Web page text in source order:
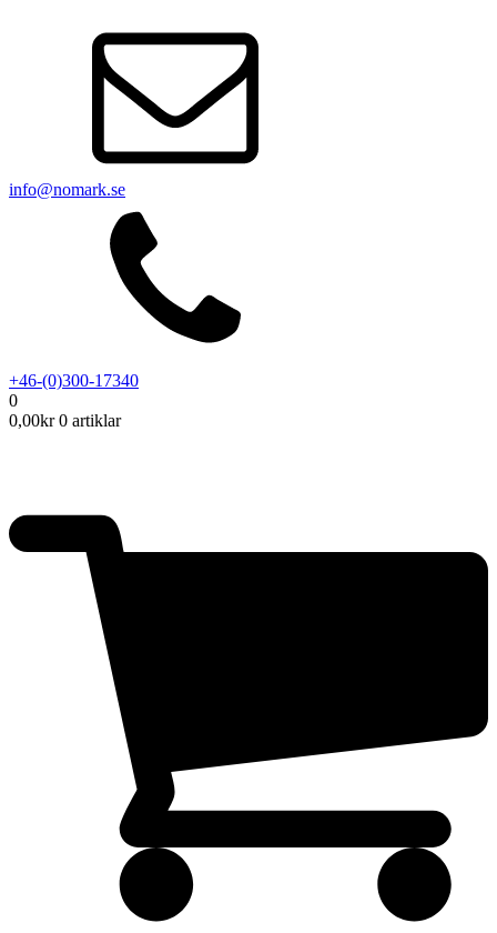
info@nomark.se
+46-(0)300-17340
0
0,00kr 0 artiklar